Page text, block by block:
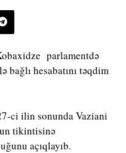
parlamentdə
hesabatını təqdim
ci ilin sonunda Vaziani
tikintisinə
açıqlayıb.